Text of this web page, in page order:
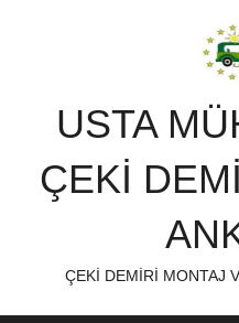
USTA
ÇEKİ
ÇEKİ DEMİRİ MONTAJ